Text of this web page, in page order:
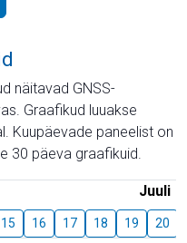
näitavad GNSS-
Graafikud luuakse
Kuupäevade paneelist on
30 päeva graafikuid.
Juuli
15 16 17 18 19 20